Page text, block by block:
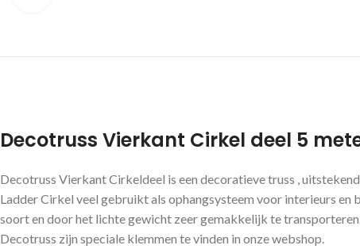
Decotruss Vierkant Cirkel deel 5
Decotruss Vierkant Cirkeldeel is een decoratieve truss ,
Ladder Cirkel veel gebruikt als ophangsysteem voor interieurs en
soort en door het lichte gewicht zeer gemakkelijk te
Decotruss zijn speciale klemmen te vinden in onze webshop.